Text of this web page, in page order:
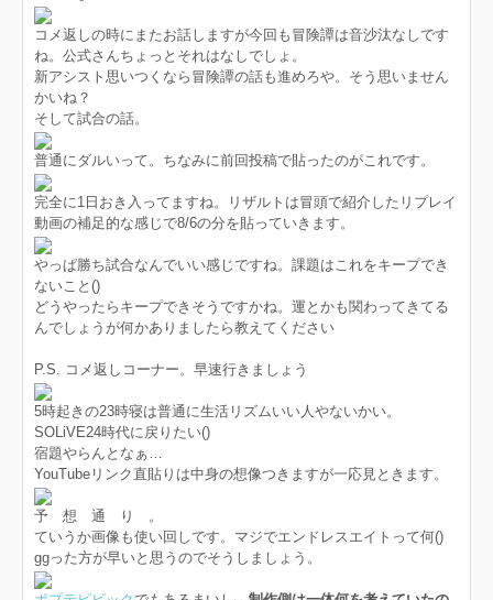
コメ返しの時にまたお話しますが今回も冒険譚は音沙汰なしです
ね。公式さんちょっとそれはなしでしょ。
新アシスト思いつくなら冒険譚の話も進めろや。そう思いません
かいね？
そして試合の話。
普通にダルいって。ちなみに前回投稿で貼ったのがこれです。
完全に1日おき入ってますね。リザルトは冒頭で紹介したリプレイ
動画の補足的な感じで8/6の分を貼っていきます。
やっぱ勝ち試合なんでいい感じですね。課題はこれをキープでき
ないこと()
どうやったらキープできそうですかね。運とかも関わってきてる
んでしょうが何かありましたら教えてください
P.S. コメ返しコーナー。早速行きましょう
5時起きの23時寝は普通に生活リズムいい人やないかい。
SOLiVE24時代に戻りたい()
宿題やらんとなぁ…
YouTubeリンク直貼りは中身の想像つきますが一応見ときます。
予 想 通 り 。
ていうか画像も使い回しです。マジでエンドレスエイトって何()
ggった方が早いと思うのでそうしましょう。